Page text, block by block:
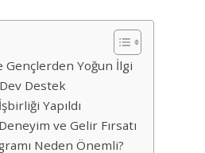
Gençlerden Yoğun İlgi
Destek
Yapıldı
ve Gelir Fırsatı
Neden Önemli?